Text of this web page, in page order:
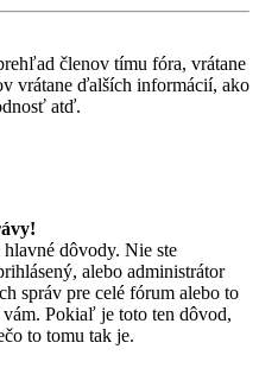
členov tímu fóra, vrátane
vrátane ďalších informácií, ako
atď.
dôvody. Nie ste
alebo administrátor
správ pre celé fórum alebo to
Pokiaľ je toto ten dôvod,
to tomu tak je.